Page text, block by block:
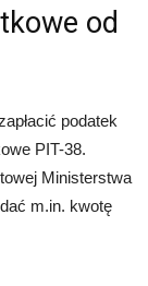
od
podatek
PIT-38.
Ministerstwa
m.in. kwotę